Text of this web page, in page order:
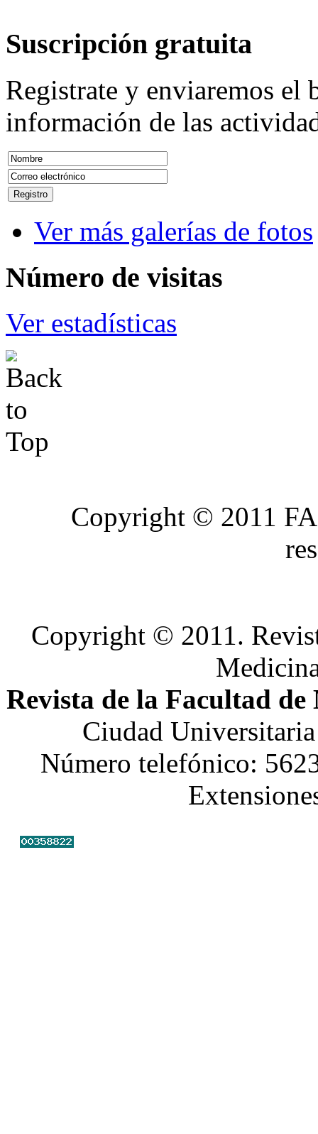
Suscripción gratuita
Registrate y enviaremos el
información de las
Ver más galerías de fotos
Número de visitas
Ver estadísticas
Copyright © 2011
Copyright © 2011.
Revista de la Facultad de
Ciudad
Número telefónico: